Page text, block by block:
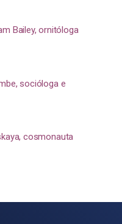
Bailey, ornitóloga
socióloga e
cosmonauta